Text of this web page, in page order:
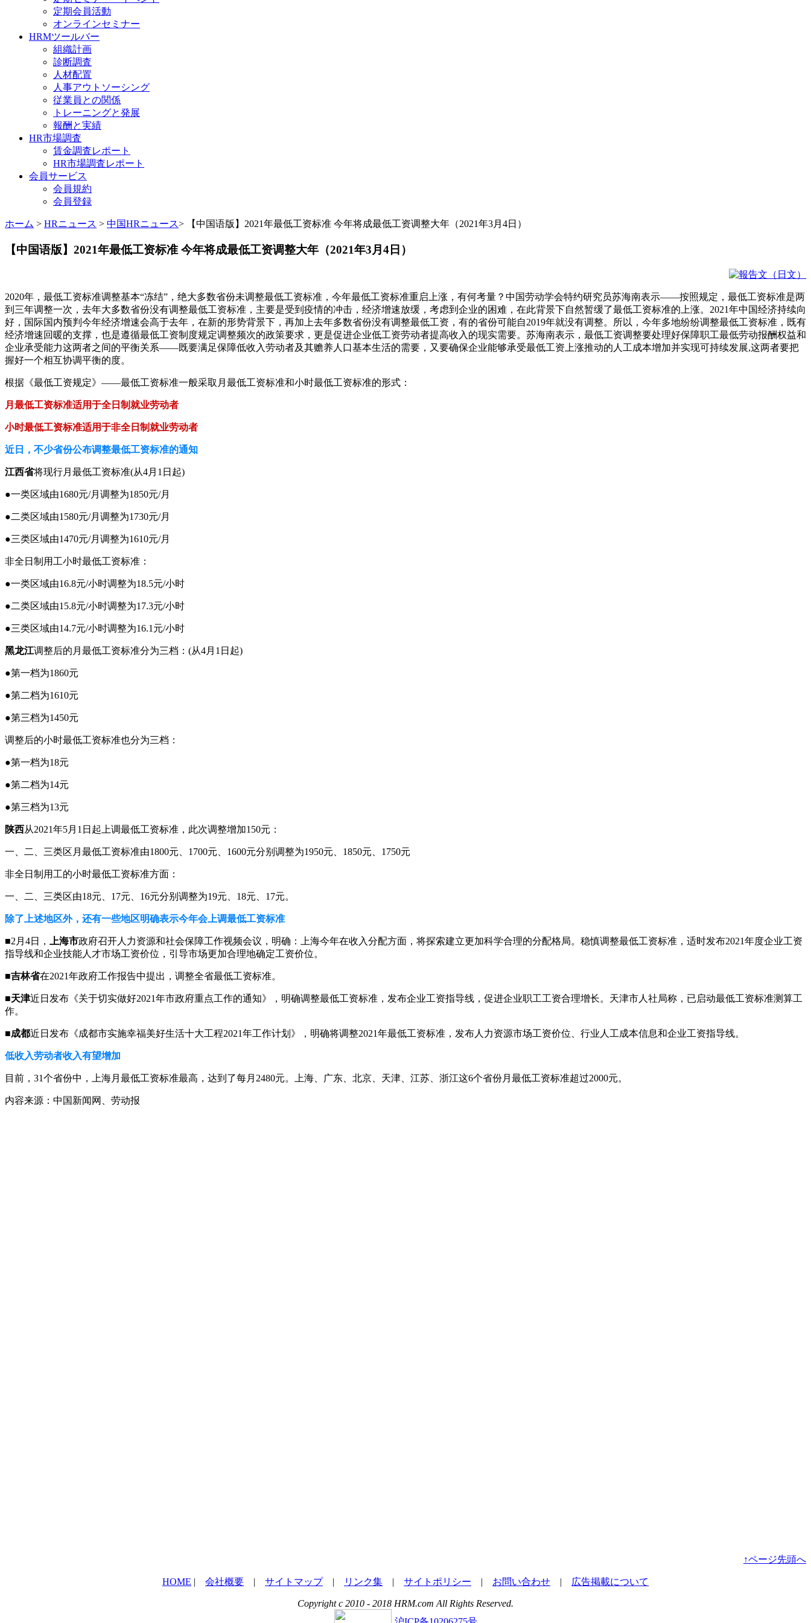
定期会員活動
オンラインセミナー
HRMツールバー
組織計画
診断調査
人材配置
人事アウトソーシング
従業員との関係
トレーニングと発展
報酬と実績
HR市場調査
賃金調査レポート
HR市場調査レポート
会員サービス
会員規約
会員登録
ホーム > HRニュース > 中国HRニュース> 【中国语版】2021年最低工资标准 今年将成最低工资调整大年（2021年3月4日）
【中国语版】2021年最低工资标准 今年将成最低工资调整大年（2021年3月4日）
2020年，最低工资标准调整基本“冻结”，绝大多数省份未调整最低工资标准，今年最低工资标准重启上涨，有何考量？中国劳动学会特约研究员苏海南表示——按照规定，最低工资标准是两
到三年调整一次，去年大多数省份没有调整最低工资标准，主要是受到疫情的冲击，经济增速放缓，考虑到企业的困难，在此背景下自然暂缓了最低工资标准的上涨。2021年中国经济持续向
好，国际国内预判今年经济增速会高于去年，在新的形势背景下，再加上去年多数省份没有调整最低工资，有的省份可能自2019年就没有调整。所以，今年多地纷纷调整最低工资标准，既有
经济增速回暖的支撑，也是遵循最低工资制度规定调整频次的政策要求，更是促进企业低工资劳动者提高收入的现实需要。苏海南表示，最低工资调整要处理好保障职工最低劳动报酬权益和
企业承受能力这两者之间的平衡关系——既要满足保障低收入劳动者及其赡养人口基本生活的需要，又要确保企业能够承受最低工资上涨推动的人工成本增加并实现可持续发展,这两者要把
握好一个相互协调平衡的度。
根据《最低工资规定》——最低工资标准一般采取月最低工资标准和小时最低工资标准的形式：
月最低工资标准适用于全日制就业劳动者
小时最低工资标准适用于非全日制就业劳动者
近日，不少省份公布调整最低工资标准的通知
江西省将现行月最低工资标准(从4月1日起)
●一类区域由1680元/月调整为1850元/月
●二类区域由1580元/月调整为1730元/月
●三类区域由1470元/月调整为1610元/月
非全日制用工小时最低工资标准：
●一类区域由16.8元/小时调整为18.5元/小时
●二类区域由15.8元/小时调整为17.3元/小时
●三类区域由14.7元/小时调整为16.1元/小时
黑龙江调整后的月最低工资标准分为三档：(从4月1日起)
●第一档为1860元
●第二档为1610元
●第三档为1450元
调整后的小时最低工资标准也分为三档：
●第一档为18元
●第二档为14元
●第三档为13元
陕西从2021年5月1日起上调最低工资标准，此次调整增加150元：
一、二、三类区月最低工资标准由1800元、1700元、1600元分别调整为1950元、1850元、1750元
非全日制用工的小时最低工资标准方面：
一、二、三类区由18元、17元、16元分别调整为19元、18元、17元。
除了上述地区外，还有一些地区明确表示今年会上调最低工资标准
■2月4日， 上海市政府召开人力资源和社会保障工作视频会议，明确：上海今年在收入分配方面，将探索建立更加科学合理的分配格局。稳慎调整最低工资标准，适时发布2021年度企业工资
指导线和企业技能人才市场工资价位，引导市场更加合理地确定工资价位。
■吉林省在2021年政府工作报告中提出，调整全省最低工资标准。
■天津近日发布《关于切实做好2021年市政府重点工作的通知》，明确调整最低工资标准，发布企业工资指导线，促进企业职工工资合理增长。天津市人社局称，已启动最低工资标准测算工
作。
■成都近日发布《成都市实施幸福美好生活十大工程2021年工作计划》，明确将调整2021年最低工资标准，发布人力资源市场工资价位、行业人工成本信息和企业工资指导线。
低收入劳动者收入有望增加
目前，31个省份中，上海月最低工资标准最高，达到了每月2480元。上海、广东、北京、天津、江苏、浙江这6个省份月最低工资标准超过2000元。
内容来源：中国新闻网、劳动报
↑ページ先頭へ
HOME | 会社概要 | サイトマップ| リンク集 | サイトポリシー | お問い合わせ | 広告掲載について
Copyright c 2010 - 2018 HRM.com All Rights Reserved.